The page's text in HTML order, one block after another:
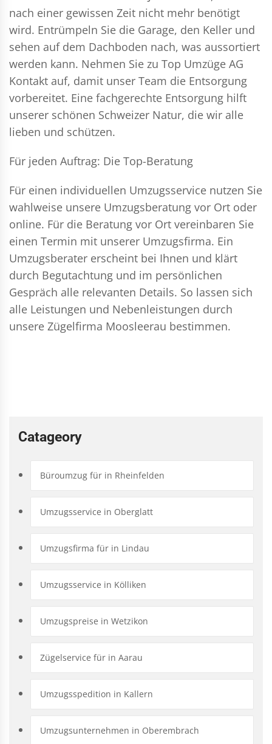
nach einer gewissen Zeit nicht mehr benötigt
wird. Entrümpeln Sie die Garage, den Keller und
sehen auf dem Dachboden nach, was aussortiert
werden kann. Nehmen Sie zu Top Umzüge AG
Kontakt auf, damit unser Team die Entsorgung
vorbereitet. Eine fachgerechte Entsorgung hilft
unserer schönen Schweizer Natur, die wir alle
lieben und schützen.
Für jeden Auftrag: Die Top-Beratung
Für einen individuellen Umzugsservice nutzen Sie
wahlweise unsere Umzugsberatung vor Ort oder
online. Für die Beratung vor Ort vereinbaren Sie
einen Termin mit unserer Umzugsfirma. Ein
Umzugsberater erscheint bei Ihnen und klärt
durch Begutachtung und im persönlichen
Gespräch alle relevanten Details. So lassen sich
alle Leistungen und Nebenleistungen durch
unsere Zügelfirma Moosleerau bestimmen.
Catageory
Büroumzug für in Rheinfelden
Umzugsservice in Oberglatt
Umzugsfirma für in Lindau
Umzugsservice in Kölliken
Umzugspreise in Wetzikon
Zügelservice für in Aarau
Umzugsspedition in Kallern
Umzugsunternehmen in Oberembrach